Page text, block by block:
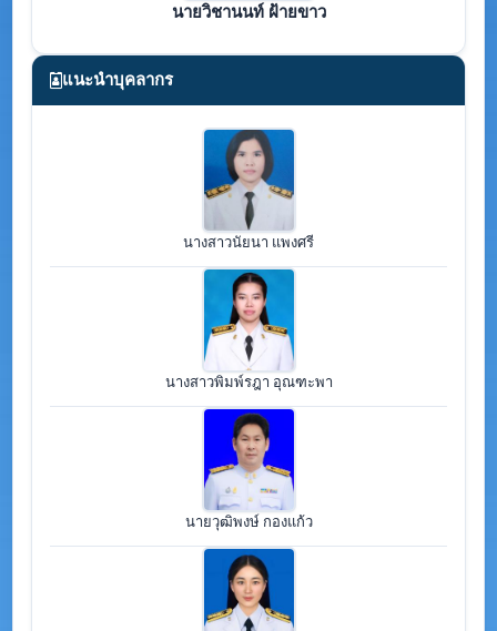
นายวิชานนท์ ฝ้ายขาว
แนะนำบุคลากร
นางสาวนัยนา แพงศรี
นางสาวพิมพ์รฎา อุณฑะพา
นายวุฒิพงษ์ กองแก้ว